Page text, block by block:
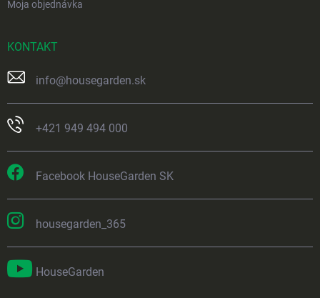
Moja objednávka
KONTAKT
info@housegarden.sk
+421 949 494 000
Facebook HouseGarden SK
housegarden_365
HouseGarden